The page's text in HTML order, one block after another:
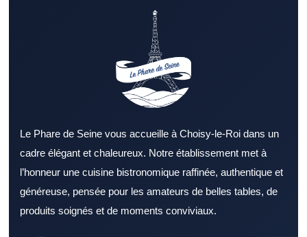
Le Phare de Seine vous accueille à Choisy-le-Roi dans un
cadre élégant et chaleureux. Notre établissement met à
l’honneur une cuisine bistronomique raffinée, authentique et
généreuse, pensée pour les amateurs de belles tables, de
produits soignés et de moments conviviaux.